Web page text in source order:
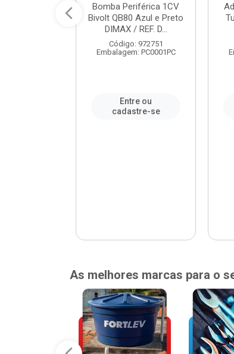
Bomba Periférica 1CV
Bivolt QB80 Azul e Preto
DIMAX / REF. D...
Código: 972751
Embalagem: PC0001PC
Entre ou
cadastre-se
As melhores marcas para o